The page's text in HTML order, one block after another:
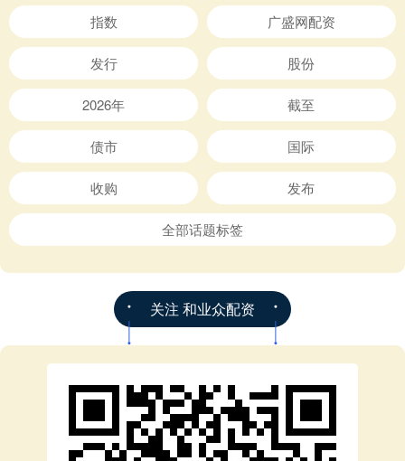
指数 广盛网配资
发行 股份
2026年 截至
债市 国际
收购 发布
全部话题标签
关注 和业众配资